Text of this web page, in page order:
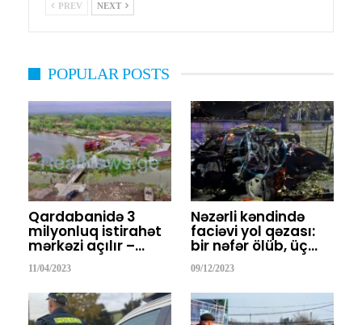
PREV NEXT
POPULAR POSTS
Qardabanidə 3
milyonluq istirahət
mərkəzi açılır –…
11/04/2023
Nəzərli kəndində
faciəvi yol qəzası:
bir nəfər ölüb, üç…
09/12/2023